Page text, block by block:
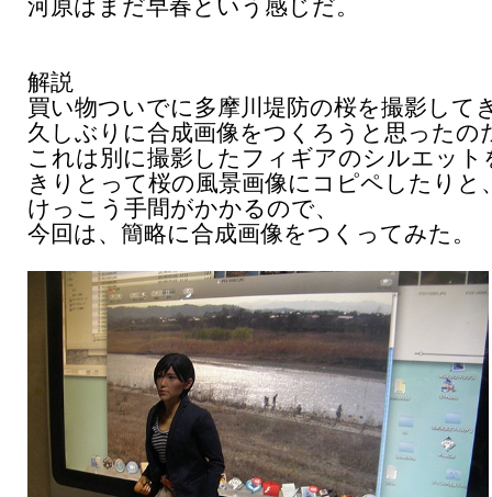
河原はまだ早春という感じだ。
解説
買い物ついでに多摩川堤防の桜を撮影して
久しぶりに合成画像をつくろうと思ったの
これは別に撮影したフィギアのシルエット
きりとって桜の風景画像にコピペしたりと
けっこう手間がかかるので、
今回は、簡略に合成画像をつくってみた。